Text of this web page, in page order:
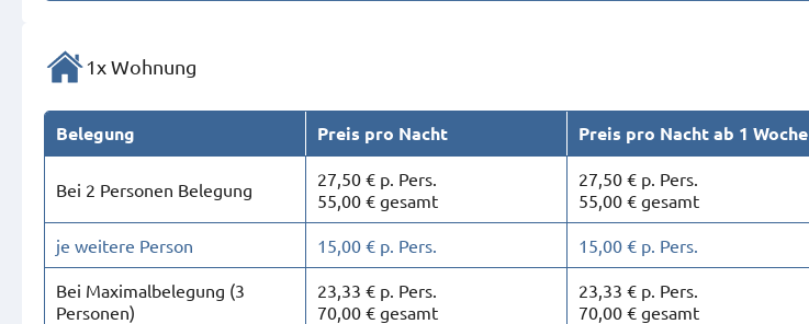
1x Wohnung
Belegung Preis pro Nacht Preis pro Nacht ab 1 Woche
Bei 2 Personen Belegung
27,50 € p. Pers.
55,00 € gesamt
27,50 € p. Pers.
55,00 € gesamt
je weitere Person 15,00 € p. Pers. 15,00 € p. Pers.
Bei Maximal­belegung (3
Personen)
23,33 € p. Pers.
70,00 € gesamt
23,33 € p. Pers.
70,00 € gesamt